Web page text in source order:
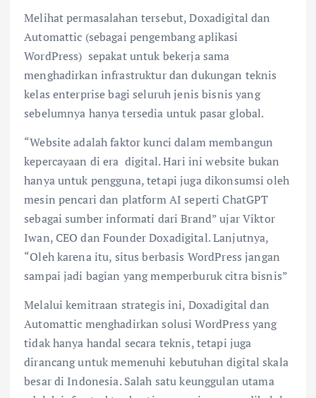
Melihat permasalahan tersebut, Doxadigital dan
Automattic (sebagai pengembang aplikasi
WordPress) sepakat untuk bekerja sama
menghadirkan infrastruktur dan dukungan teknis
kelas enterprise bagi seluruh jenis bisnis yang
sebelumnya hanya tersedia untuk pasar global.
“Website adalah faktor kunci dalam membangun
kepercayaan di era digital. Hari ini website bukan
hanya untuk pengguna, tetapi juga dikonsumsi oleh
mesin pencari dan platform AI seperti ChatGPT
sebagai sumber informati dari Brand” ujar Viktor
Iwan, CEO dan Founder Doxadigital. Lanjutnya,
“Oleh karena itu, situs berbasis WordPress jangan
sampai jadi bagian yang memperburuk citra bisnis”
Melalui kemitraan strategis ini, Doxadigital dan
Automattic menghadirkan solusi WordPress yang
tidak hanya handal secara teknis, tetapi juga
dirancang untuk memenuhi kebutuhan digital skala
besar di Indonesia. Salah satu keunggulan utama